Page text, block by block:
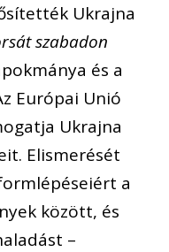
Ukrajna
szabadon
és a
Európai Unió
Ukrajna
Elismerését
a
között, és
–